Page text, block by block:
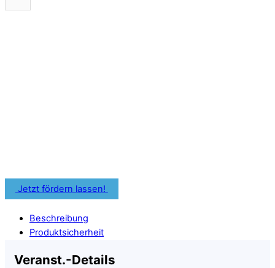
Jetzt fördern lassen!
Beschreibung
Produktsicherheit
Veranst.-Details